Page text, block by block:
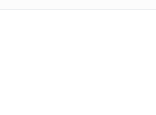
din drage i weekenden